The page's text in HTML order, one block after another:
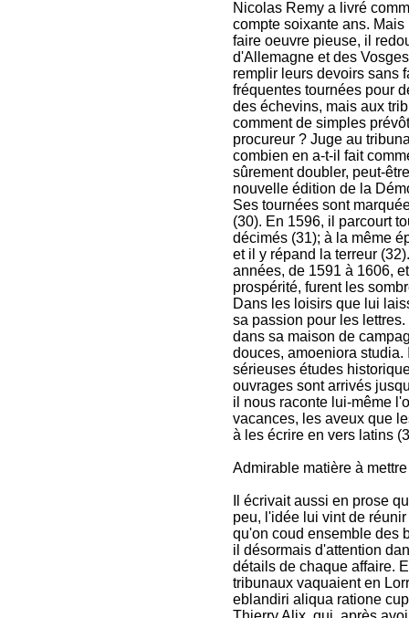
Nicolas Remy a livré
compte soixante ans.
faire oeuvre pieuse, il
d'Allemagne et des
remplir leurs devoirs sans
fréquentes tournées pour
des échevins, mais aux
comment de simples
procureur ? Juge au
combien en a-t-il fait
sûrement doubler, peut-
nouvelle édition de la
Ses tournées sont
(30). En 1596, il parcourt
décimés (31); à la même
et il y répand la terreur
années, de 1591 à 1606,
prospérité, furent les
Dans les loisirs que lui
sa passion pour les
dans sa maison de
douces, amoeniora
sérieuses études
ouvrages sont arrivés
il nous raconte lui-même
vacances, les aveux que
à les écrire en vers latins
Admirable matière à
Il écrivait aussi en prose
peu, l'idée lui vint de
qu'on coud ensemble des
il désormais d'attention
détails de chaque affaire.
tribunaux vaquaient en
eblandiri aliqua ratione